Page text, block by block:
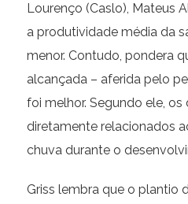
Lourenço (Caslo), Mateus
a produtividade média da
menor. Contudo, pondera
alcançada – aferida pelo
foi melhor. Segundo ele,
diretamente relacionados
chuva durante o
Griss lembra que o plantio